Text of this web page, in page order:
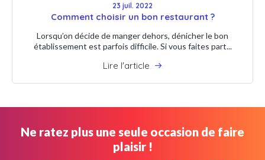
23 juil. 2022
Comment choisir un bon restaurant ?
Lorsqu’on décide de manger dehors, dénicher le bon
établissement est parfois difficile. Si vous faites part...
Lire l'article
Ne ratez plus une seule occasion de faire
plaisir !